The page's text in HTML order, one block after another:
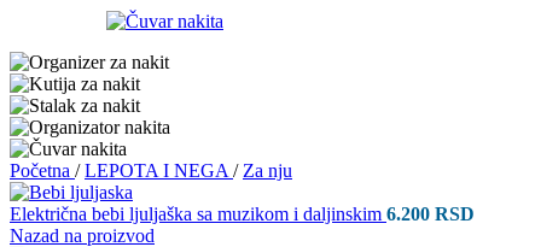
Početna / LEPOTA I NEGA / Za nju
Električna bebi ljuljaška sa muzikom i daljinskim 6.200 RSD
Nazad na proizvod